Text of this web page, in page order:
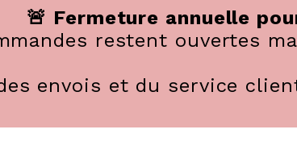
🚨 Fermeture annuelle
restent ouvertes
envois et du service